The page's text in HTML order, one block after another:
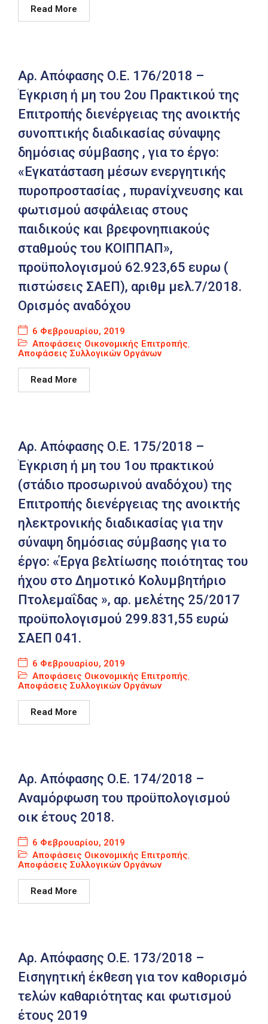
Read More
Αρ. Απόφασης Ο.Ε. 176/2018 –
Έγκριση ή μη του 2ου Πρακτικού της
Επιτροπής διενέργειας της ανοικτής
συνοπτικής διαδικασίας σύναψης
δημόσιας σύμβασης , για το έργο:
«Εγκατάσταση μέσων ενεργητικής
πυροπροστασίας , πυρανίχνευσης και
φωτισμού ασφάλειας στους
παιδικούς και βρεφονηπιακούς
σταθμούς του ΚΟΙΠΠΑΠ»,
προϋπολογισμού 62.923,65 ευρω (
πιστώσεις ΣΑΕΠ), αριθμ μελ.7/2018.
Ορισμός αναδόχου
6 Φεβρουαρίου, 2019
Αποφάσεις Οικονομικής Επιτροπής,
Αποφάσεις Συλλογικών Οργάνων
Read More
Αρ. Απόφασης Ο.Ε. 175/2018 –
Έγκριση ή μη του 1ου πρακτικού
(στάδιο προσωρινού αναδόχου) της
Επιτροπής διενέργειας της ανοικτής
ηλεκτρονικής διαδικασίας για την
σύναψη δημόσιας σύμβασης για το
έργο: «Έργα βελτίωσης ποιότητας του
ήχου στο Δημοτικό Κολυμβητήριο
Πτολεμαΐδας », αρ. μελέτης 25/2017
προϋπολογισμού 299.831,55 ευρώ
ΣΑΕΠ 041.
6 Φεβρουαρίου, 2019
Αποφάσεις Οικονομικής Επιτροπής,
Αποφάσεις Συλλογικών Οργάνων
Read More
Αρ. Απόφασης Ο.Ε. 174/2018 –
Αναμόρφωση του προϋπολογισμού
οικ έτους 2018.
6 Φεβρουαρίου, 2019
Αποφάσεις Οικονομικής Επιτροπής,
Αποφάσεις Συλλογικών Οργάνων
Read More
Αρ. Απόφασης Ο.Ε. 173/2018 –
Εισηγητική έκθεση για τον καθορισμό
τελών καθαριότητας και φωτισμού
έτους 2019